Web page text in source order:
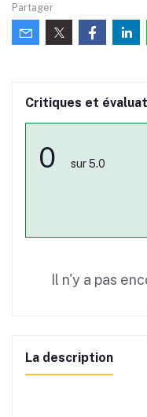
Partager
Critiques et
0 sur 5.0
Il n'y a pas
La description